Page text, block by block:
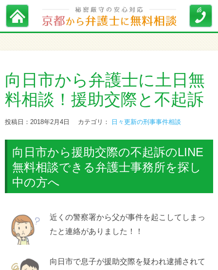
向日市から弁護士に土日無
料相談！援助交際と不起訴
投稿日：2018年2月4日 カテゴリ： 日々更新の刑事事件相談
向日市から援助交際の不起訴のLINE
無料相談できる弁護士事務所を探し
中の方へ
近くの警察署から父が事件を起こしてしまっ
たと連絡がありました！！
向日市で息子が援助交際を疑われ逮捕されて